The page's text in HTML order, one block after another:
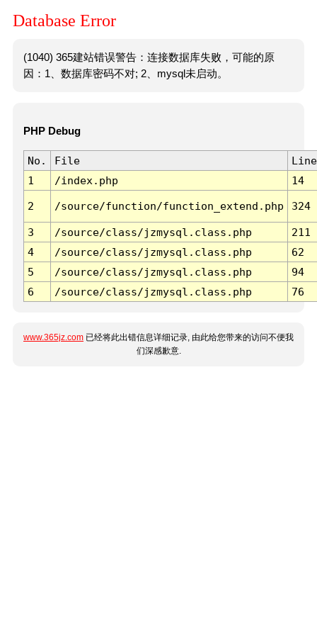
Database Error
(1040) 365建站错误警告：连接数据库失败，可能的原
因：1、数据库密码不对; 2、mysql未启动。
PHP Debug
No. File
Line
1
/index.php 14
2 /source/function/function_extend.php 324
3 /source/class/jzmysql.class.php
211
4
/source/class/jzmysql.class.php
62
5
/source/class/jzmysql.class.php
94
6
/source/class/jzmysql.class.php 76
www.365jz.com 已经将此出错信息详细记录, 由此给您带来的访问不便我
们深感歉意.